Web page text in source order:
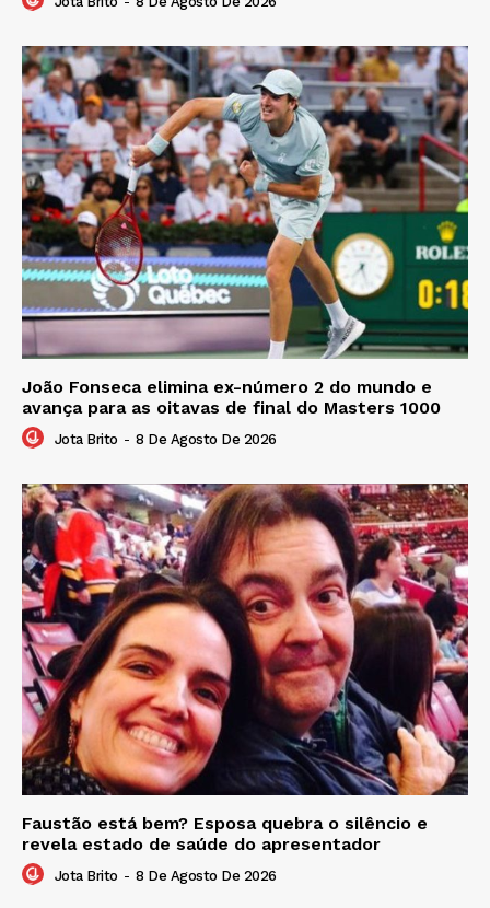
João Fonseca elimina ex-número 2 do mundo e
avança para as oitavas de final do Masters 1000
Jota Brito - 8 De Agosto De 2026
Faustão está bem? Esposa quebra o silêncio e
revela estado de saúde do apresentador
Jota Brito - 8 De Agosto De 2026